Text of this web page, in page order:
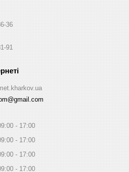
36
91
17:00
17:00
17:00
17:00